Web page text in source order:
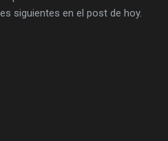
siguientes en el post de hoy.